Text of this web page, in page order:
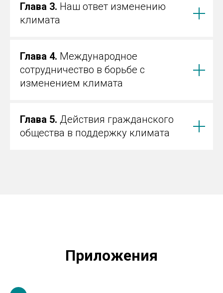
Глава 3. Наш ответ изменению
климата
Глава 4. Международное
сотрудничество в борьбе с
изменением климата
Глава 5. Действия гражданского
общества в поддержку климата
Приложения